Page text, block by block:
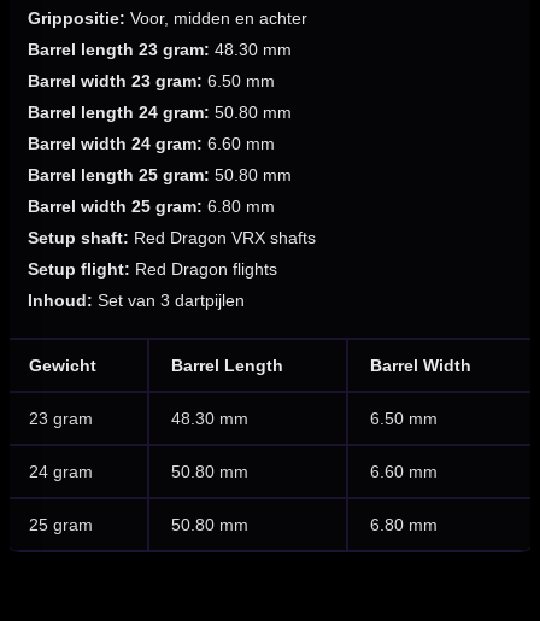
Grippositie: Voor, midden en achter
Barrel length 23 gram: 48.30 mm
Barrel width 23 gram: 6.50 mm
Barrel length 24 gram: 50.80 mm
Barrel width 24 gram: 6.60 mm
Barrel length 25 gram: 50.80 mm
Barrel width 25 gram: 6.80 mm
Setup shaft: Red Dragon VRX shafts
Setup flight: Red Dragon flights
Inhoud: Set van 3 dartpijlen
Gewicht Barrel Length Barrel Width
23 gram 48.30 mm 6.50 mm
24 gram 50.80 mm 6.60 mm
25 gram 50.80 mm 6.80 mm